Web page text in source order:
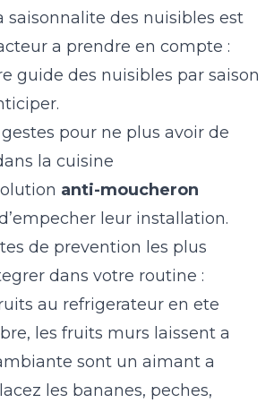
saisonnalite des nuisibles est
a prendre en compte :
guide des nuisibles par saison
pour ne plus avoir de
la cuisine
anti-moucheron
d’empecher leur installation.
de prevention les plus
dans votre routine :
au refrigerateur en ete
les fruits murs laissent a
sont un aimant a
les bananes, peches,